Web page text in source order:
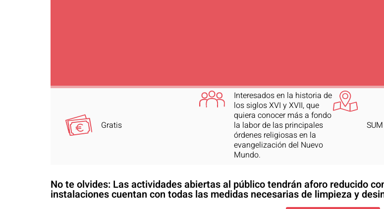
Gratis
Interesados en la historia de
los siglos XVI y XVII, que
quiera conocer más a fondo
la labor de las principales
órdenes religiosas en la
evangelización del Nuevo
Mundo.
SUM
No te olvides: Las actividades abiertas al público tendrán aforo reducido
instalaciones cuentan con todas las medidas necesarias de limpieza y